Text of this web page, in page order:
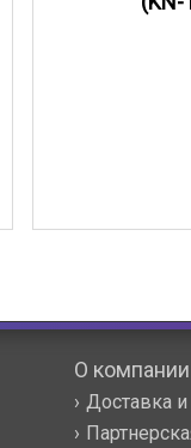
О компании
Доставка и